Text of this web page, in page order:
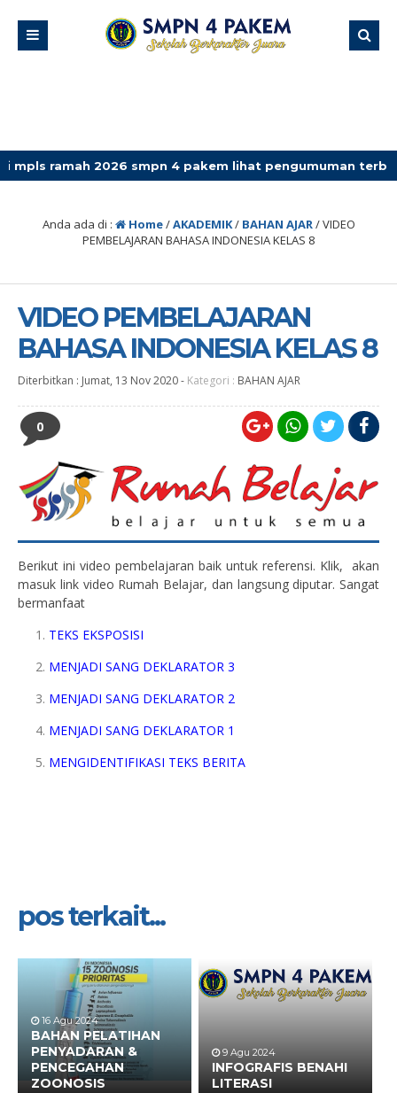
2026 smpn 4 pakem lihat pengumuman terbaru
Anda ada di : Home/AKADEMIK/ BAHAN AJAR/VIDEO
PEMBELAJARAN BAHASA INDONESIA KELAS 8
VIDEO PEMBELAJARAN
BAHASA INDONESIA KELAS 8
Diterbitkan : Jumat, 13 Nov 2020- Kategori : BAHAN AJAR
0
Berikut ini video pembelajaran baik untuk referensi. Klik, akan
masuk link video Rumah Belajar, dan langsung diputar. Sangat
bermanfaat
TEKS EKSPOSISI
MENJADI SANG DEKLARATOR 3
MENJADI SANG DEKLARATOR 2
MENJADI SANG DEKLARATOR 1
MENGIDENTIFIKASI TEKS BERITA
pos terkait...
16 Agu 2024
BAHAN PELATIHAN
PENYADARAN &
PENCEGAHAN
ZOONOSIS
9 Agu 2024
INFOGRAFIS BENAHI
LITERASI